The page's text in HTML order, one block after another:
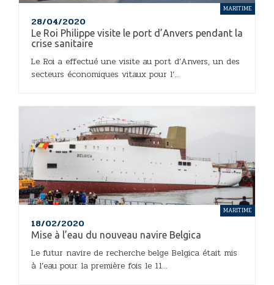
28/04/2020
Le Roi Philippe visite le port d’Anvers pendant la
crise sanitaire
Le Roi a effectué une visite au port d’Anvers, un des
secteurs économiques vitaux pour l’...
MARITIME
18/02/2020
Mise à l’eau du nouveau navire Belgica
Le futur navire de recherche belge Belgica était mis
à l’eau pour la première fois le 11...
MARITIME